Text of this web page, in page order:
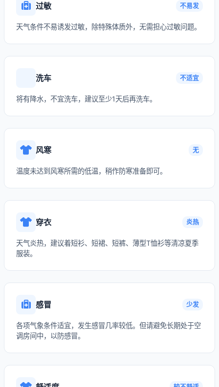
过敏 不易发
天气条件不易诱发过敏，除特殊体质外，无需担心过敏问题。
洗车 不适宜
将有降水，不宜洗车，建议至少1天后再洗车。
风寒 无
温度未达到风寒所需的低温，稍作防寒准备即可。
穿衣 炎热
天气炎热，建议着短衫、短裙、短裤、薄型T恤衫等清凉夏季
服装。
感冒 少发
各项气象条件适宜，发生感冒几率较低。但请避免长期处于空
调房间中，以防感冒。